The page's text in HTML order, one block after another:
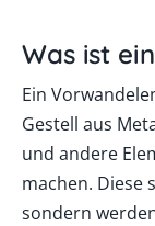
Was ist
Ein
Gestell aus
und andere
machen. Diese
sondern